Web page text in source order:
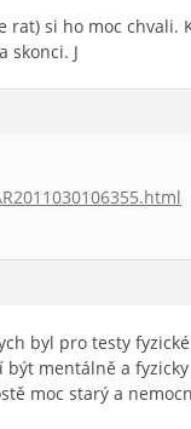
si ho moc
skonci. J
byl pro testy
mentálně a
moc starý a